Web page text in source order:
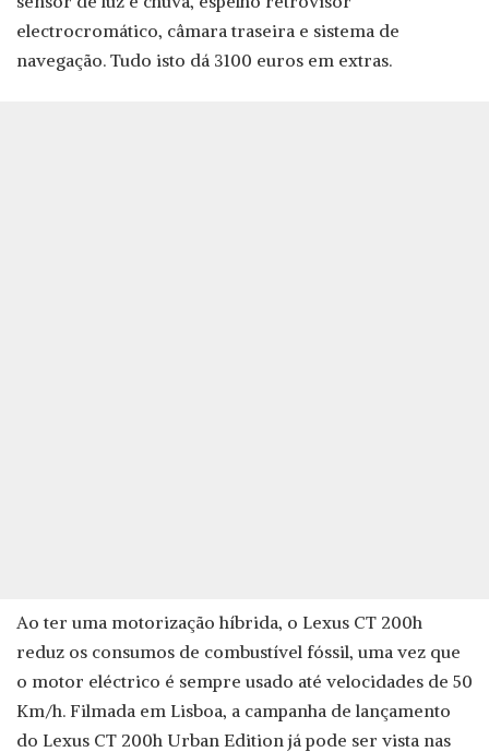
electrocromático, câmara traseira e sistema de
navegação. Tudo isto dá 3100 euros em extras.
Ao ter uma motorização híbrida, o Lexus CT 200h
reduz os consumos de combustível fóssil, uma vez que
o motor eléctrico é sempre usado até velocidades de 50
Km/h. Filmada em Lisboa, a campanha de lançamento
do Lexus CT 200h Urban Edition já pode ser vista nas